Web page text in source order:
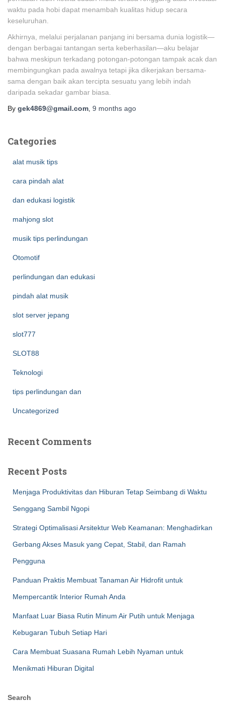
waktu pada hobi dapat menambah kualitas hidup secara
keseluruhan.
Akhirnya, melalui perjalanan panjang ini bersama dunia logistik—
dengan berbagai tantangan serta keberhasilan—aku belajar
bahwa meskipun terkadang potongan-potongan tampak acak dan
membingungkan pada awalnya tetapi jika dikerjakan bersama-
sama dengan baik akan tercipta sesuatu yang lebih indah
daripada sekadar gambar biasa.
By gek4869@gmail.com 9 months ago
Categories
alat musik tips
cara pindah alat
dan edukasi logistik
mahjong slot
musik tips perlindungan
Otomotif
perlindungan dan edukasi
pindah alat musik
slot server jepang
slot777
SLOT88
Teknologi
tips perlindungan dan
Uncategorized
Recent Comments
Recent Posts
Menjaga Produktivitas dan Hiburan Tetap Seimbang di Waktu
Senggang Sambil Ngopi
Strategi Optimalisasi Arsitektur Web Keamanan: Menghadirkan
Gerbang Akses Masuk yang Cepat, Stabil, dan Ramah
Pengguna
Panduan Praktis Membuat Tanaman Air Hidrofit untuk
Mempercantik Interior Rumah Anda
Manfaat Luar Biasa Rutin Minum Air Putih untuk Menjaga
Kebugaran Tubuh Setiap Hari
Cara Membuat Suasana Rumah Lebih Nyaman untuk
Menikmati Hiburan Digital
Search